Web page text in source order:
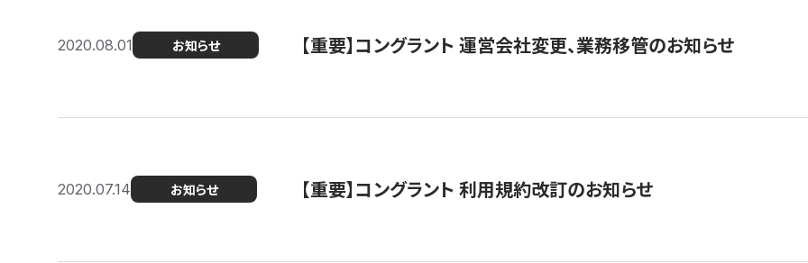
2020.08.01 お知らせ 【重要】コングラント 運営会社変更、業務移管のお知らせ
2020.07.14 お知らせ 【重要】コングラント 利用規約改訂のお知らせ